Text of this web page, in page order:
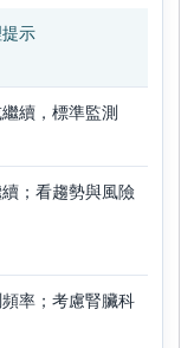
示
續，標準監測
；看趨勢與風險
率；考慮腎臟科